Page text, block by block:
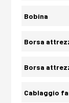
Bobina
Borsa
Borsa
Cablaggio